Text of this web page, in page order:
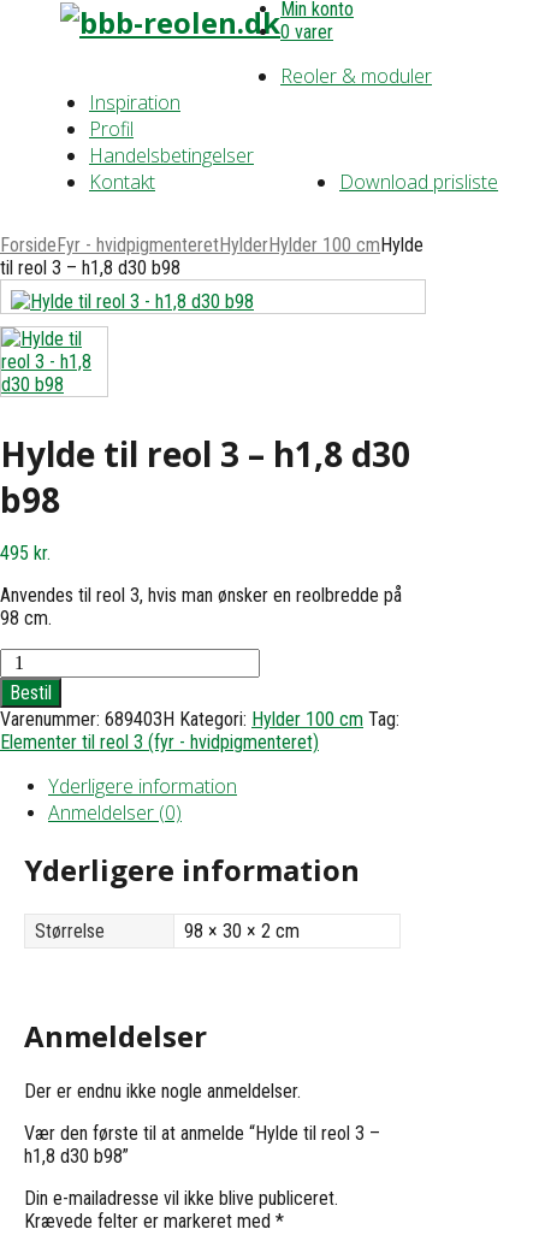
Min konto
0 varer
Reoler & moduler
Inspiration
Profil
Handelsbetingelser
Download prisliste
Kontakt
ForsideFyr - hvidpigmenteretHylderHylder 100 cmHylde
til reol 3 – h1,8 d30 b98
Hylde til reol 3 – h1,8 d30
b98
495 kr.
Anvendes til reol 3, hvis man ønsker en reolbredde på
98 cm.
Hylde
til
reol
3
-
Bestil
Varenummer: 689403H Kategori: Hylder 100 cm Tag:
Elementer til reol 3 (fyr - hvidpigmenteret)
Yderligere information
Anmeldelser (0)
Yderligere information
Størrelse 98 × 30 × 2 cm
Anmeldelser
Der er endnu ikke nogle anmeldelser.
Vær den første til at anmelde “Hylde til reol 3 –
h1,8 d30 b98”
Din e-mailadresse vil ikke blive publiceret.
Krævede felter er markeret med *